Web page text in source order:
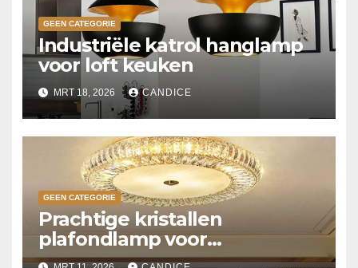
GEEN CATEGORIE
Industriële katrol hanglamp
voor loft keuken
MRT 18, 2026 CANDICE
GEEN CATEGORIE
Prachtige kristallen
plafondlamp voor
slaapkamer